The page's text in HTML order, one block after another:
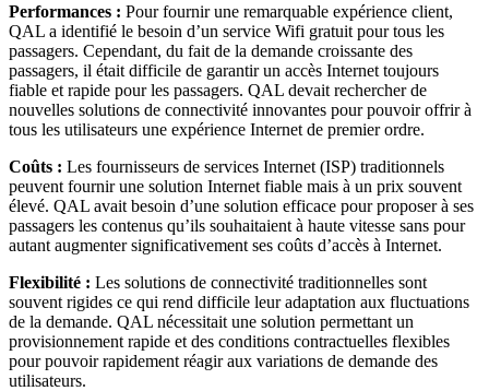
Performances : Pour fournir une remarquable expérience client,
QAL a identifié le besoin d’un service Wifi gratuit pour tous les
passagers. Cependant, du fait de la demande croissante des
passagers, il était difficile de garantir un accès Internet toujours
fiable et rapide pour les passagers. QAL devait rechercher de
nouvelles solutions de connectivité innovantes pour pouvoir offrir à
tous les utilisateurs une expérience Internet de premier ordre.
Coûts : Les fournisseurs de services Internet (ISP) traditionnels
peuvent fournir une solution Internet fiable mais à un prix souvent
élevé. QAL avait besoin d’une solution efficace pour proposer à ses
passagers les contenus qu’ils souhaitaient à haute vitesse sans pour
autant augmenter significativement ses coûts d’accès à Internet.
Flexibilité : Les solutions de connectivité traditionnelles sont
souvent rigides ce qui rend difficile leur adaptation aux fluctuations
de la demande. QAL nécessitait une solution permettant un
provisionnement rapide et des conditions contractuelles flexibles
pour pouvoir rapidement réagir aux variations de demande des
utilisateurs.